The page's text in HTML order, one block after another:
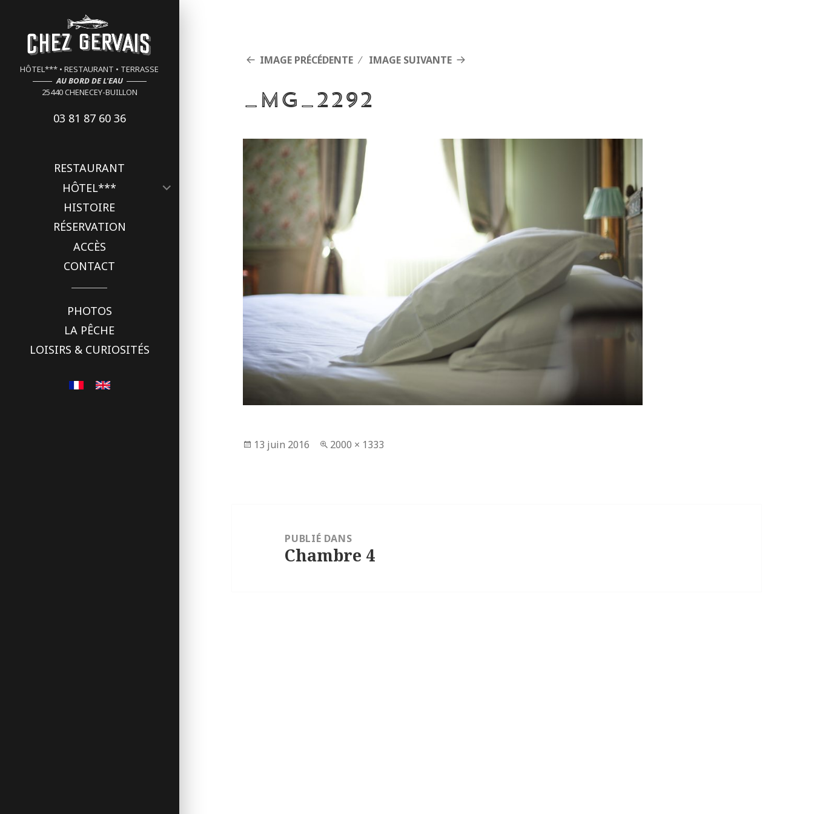
HÔTEL*** • RESTAURANT • TERRASSE
AU BORD DE L'EAU
25440 CHENECEY-BUILLON
03 81 87 60 36
RESTAURANT
HÔTEL***
ouvrir
HISTOIRE
RÉSERVATION
ACCÈS
CONTACT
PHOTOS
LA PÊCHE
LOISIRS & CURIOSITÉS
IMAGE PRÉCÉDENTE IMAGE SUIVANTE
_MG_2292
Publié
13 juin 2016
Taille
2000 × 1333
PUBLIÉ DANS
Chambre 4